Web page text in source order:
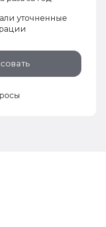
уточненные